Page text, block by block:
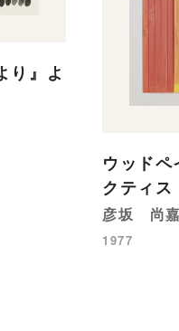
り』よ
ウッド
クティ
彦坂 尚
1977